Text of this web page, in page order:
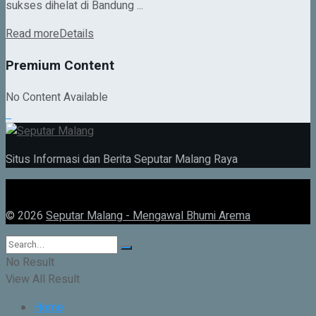
sukses dihelat di Bandung ...
Read moreDetails
Premium Content
No Content Available
Situs Informasi dan Berita Seputar Malang Raya
© 2026 Seputar Malang - Mengawal Bhumi Arema
No Result
View All Result
Home